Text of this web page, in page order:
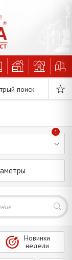
поиск
1
Новинки
недели